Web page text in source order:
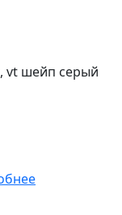
vt шейп серый